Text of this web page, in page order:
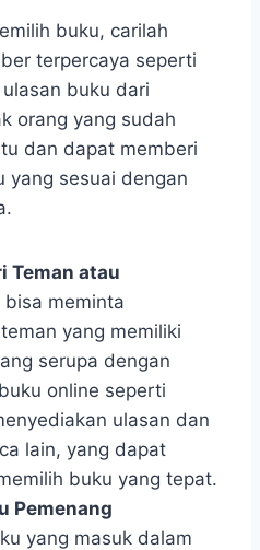
buku, carilah
terpercaya seperti
buku dari
orang yang sudah
dan dapat memberi
yang sesuai dengan
Teman atau
bisa meminta
yang memiliki
serupa dengan
online seperti
ulasan dan
lain, yang dapat
buku yang tepat.
Pemenang
yang masuk dalam